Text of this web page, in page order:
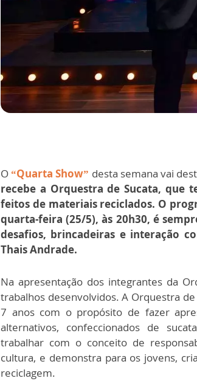
O“Quarta Show” desta semana vai
recebe a Orquestra de Sucata, que
feitos de materiais reciclados. O
quarta-feira (25/5), às 20h30, é
desafios, brincadeiras e interação
Thais Andrade.
Na apresentação dos integrantes da
trabalhos desenvolvidos. A Orquestra
7 anos com o propósito de fazer
alternativos, confeccionados de
trabalhar com o conceito de
cultura, e demonstra para os jovens,
reciclagem.